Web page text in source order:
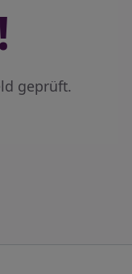
geprüft.